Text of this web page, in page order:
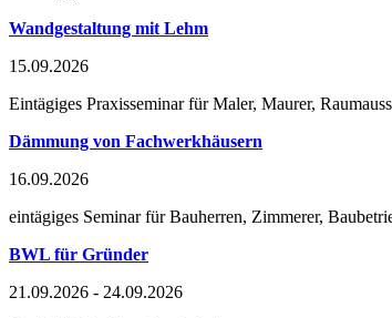
Wandgestaltung mit Lehm
15.09.2026
Eintägiges Praxisseminar für Maler, Maurer,
Dämmung von Fachwerkhäusern
16.09.2026
eintägiges Seminar für Bauherren, Zimmerer,
BWL für Gründer
21.09.2026 - 24.09.2026